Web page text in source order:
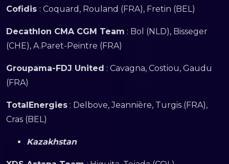
Cofidis : Coquard, Rouland (FRA), Fretin (BEL)
Decathlon CMA CGM Team : Bol (NLD), Bisseger
(CHE), A.Paret-Peintre (FRA)
Groupama-FDJ United : Cavagna, Costiou, Gaudu
(FRA)
TotalEnergies : Delbove, Jeannière, Turgis (FRA),
Cras (BEL)
Kazakhstan